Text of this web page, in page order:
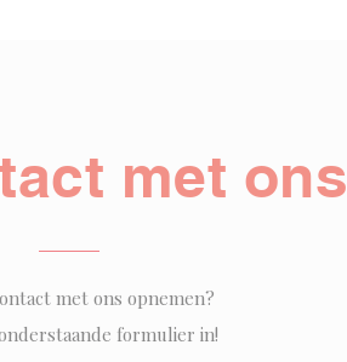
met
met ons opnemen?
formulier in!